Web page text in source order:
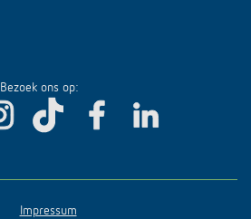
Bezoek ons op:
Impressum